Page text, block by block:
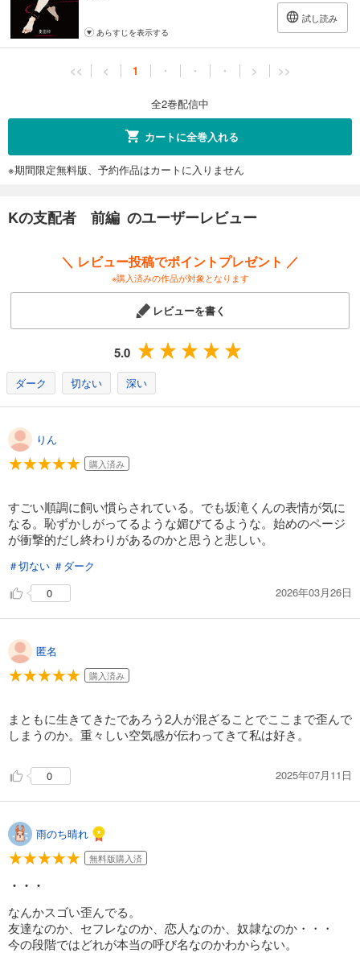
試し読み
あらすじを表示する
<< < 1 ・ ・ ・ > >>
全2巻配信中
カートに全巻入れる
※期間限定無料版、予約作品はカートに入りません
Kの支配者 前編 のユーザーレビュー
＼ レビュー投稿でポイントプレゼント ／
※購入済みの作品が対象となります
レビューを書く
5.0
ダーク 切ない 深い
りん
購入済み
すごい順調に飼い慣らされている。でも坂滝くんの表情が気に
なる。恥ずかしがってるような媚びてるような。始めのページ
が衝撃的だし終わりがあるのかと思うと悲しい。
＃切ない ＃ダーク
0
2026年03月26日
匿名
購入済み
まともに生きてきたであろう2人が混ざることでここまで歪んで
しまうのか。重々しい空気感が伝わってきて私は好き。
0 2025年07月11日
雨のち晴れ
無料版購入済
・・・
なんかスゴい歪んでる。
友達なのか、セフレなのか、恋人なのか、奴隷なのか・・・
今の段階ではどれが本当の呼び名なのかわからない。